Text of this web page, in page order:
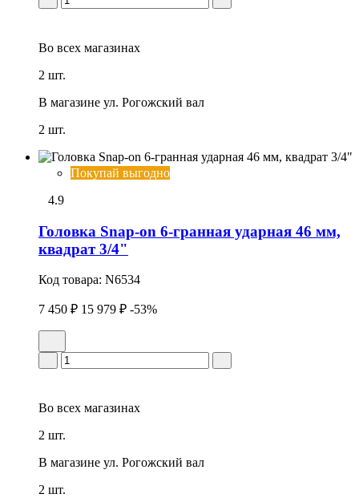
Во всех магазинах
2 шт.
В магазине ул. Рогожский вал
2 шт.
Покупай выгодно
4.9
Головка Snap-on 6-гранная ударная 46 мм,
квадрат 3/4"
Код товара: N6534
7 450 ₽ 15 979 ₽ -53%
Во всех магазинах
2 шт.
В магазине ул. Рогожский вал
2 шт.